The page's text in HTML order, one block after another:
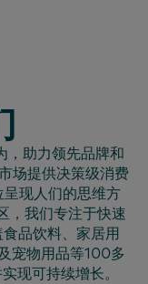
，助力领先品牌和
场提供决策级消费
现人们的思维方
，我们专注于快速
品饮料、家居用
宠物用品等100多
现可持续增长。